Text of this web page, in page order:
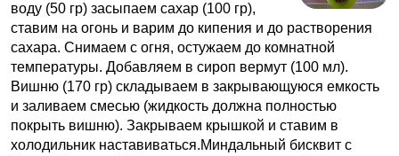
воду (50 гр) засыпаем сахар (100 гр),
ставим на огонь и варим до кипения и до растворения
сахара. Снимаем с огня, остужаем до комнатной
температуры. Добавляем в сироп вермут (100 мл).
Вишню (170 гр) складываем в закрывающуюся емкость
и заливаем смесью (жидкость должна полностью
покрыть вишню). Закрываем крышкой и ставим в
холодильник наставиваться.Миндальный бисквит с